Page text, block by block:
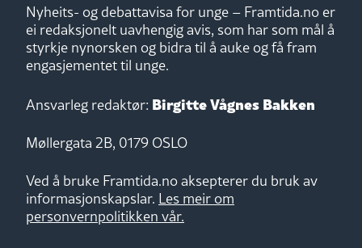
Nyheits- og debattavisa for unge – Framtida.no er
ei redaksjonelt uavhengig avis, som har som mål å
styrkje nynorsken og bidra til å auke og få fram
engasjementet til unge.
Ansvarleg redaktør: Birgitte Vågnes Bakken
Møllergata 2B, 0179 OSLO
Ved å bruke Framtida.no aksepterer du bruk av
informasjonskapslar. Les meir om
personvernpolitikken vår.